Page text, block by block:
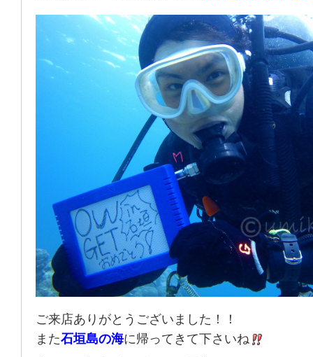
ご来店ありがとうございました！！
また石垣島の海に帰ってきて下さいね